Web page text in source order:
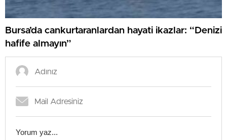
Bursa’da cankurtaranlardan hayati ikazlar: “Denizi
hafife almayın”